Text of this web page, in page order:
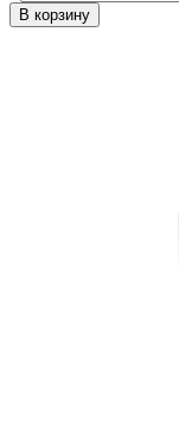
В корзину